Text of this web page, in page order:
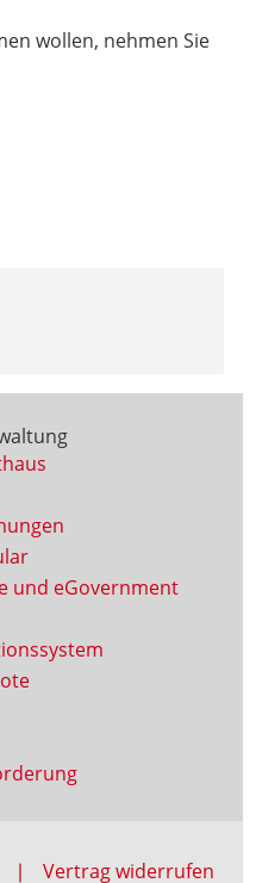
wollen, nehmen Sie
und eGovernment
Vertrag widerrufen